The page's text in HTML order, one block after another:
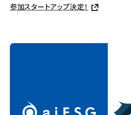
参加スタートアップ決定！